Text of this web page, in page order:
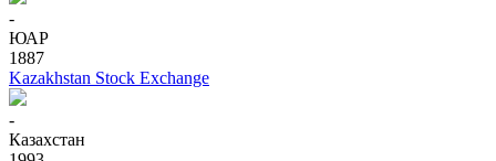
-
ЮАР
1887
Kazakhstan Stock Exchange
-
Казахстан